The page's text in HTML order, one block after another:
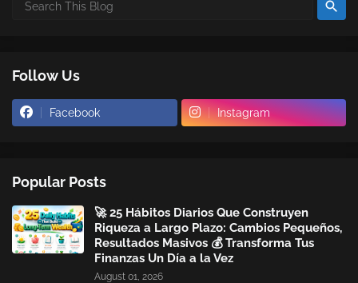
Follow Us
Facebook Instagram
Popular Posts
🚀 25 Hábitos Diarios Que Construyen
Riqueza a Largo Plazo: Cambios Pequeños,
Resultados Masivos 💰 Transforma Tus
Finanzas Un Día a la Vez
August 01, 2026